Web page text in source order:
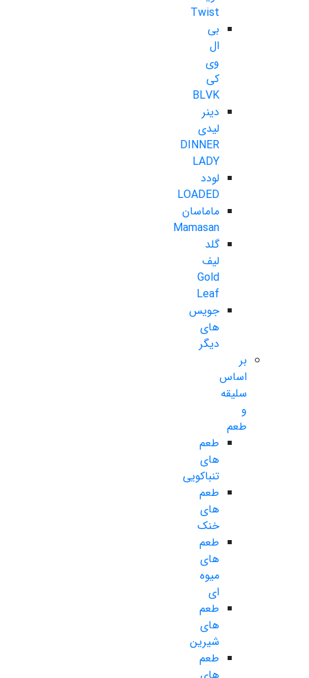
Twist
بی
ال
وی
کی
BLVK
دینر
لیدی
DINNER
LADY
لودد
LOADED
ماماسان
Mamasan
گلد
لیف
Gold
Leaf
جویس
های
دیگر
بر
اساس
سلیقه
و
طعم
طعم
های
تنباکویی
طعم
های
خنک
طعم
های
میوه
ای
طعم
های
شیرین
طعم